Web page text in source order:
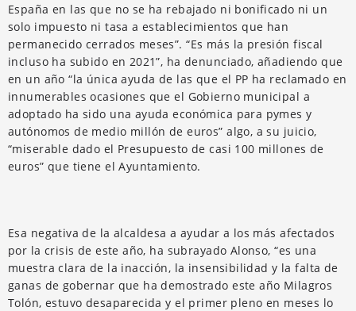
España en las que no se ha rebajado ni bonificado ni un
solo impuesto ni tasa a establecimientos que han
permanecido cerrados meses”. “Es más la presión fiscal
incluso ha subido en 2021”, ha denunciado, añadiendo que
en un año “la única ayuda de las que el PP ha reclamado en
innumerables ocasiones que el Gobierno municipal a
adoptado ha sido una ayuda económica para pymes y
autónomos de medio millón de euros” algo, a su juicio,
“miserable dado el Presupuesto de casi 100 millones de
euros” que tiene el Ayuntamiento.
Esa negativa de la alcaldesa a ayudar a los más afectados
por la crisis de este año, ha subrayado Alonso, “es una
muestra clara de la inacción, la insensibilidad y la falta de
ganas de gobernar que ha demostrado este año Milagros
Tolón, estuvo desaparecida y el primer pleno en meses lo